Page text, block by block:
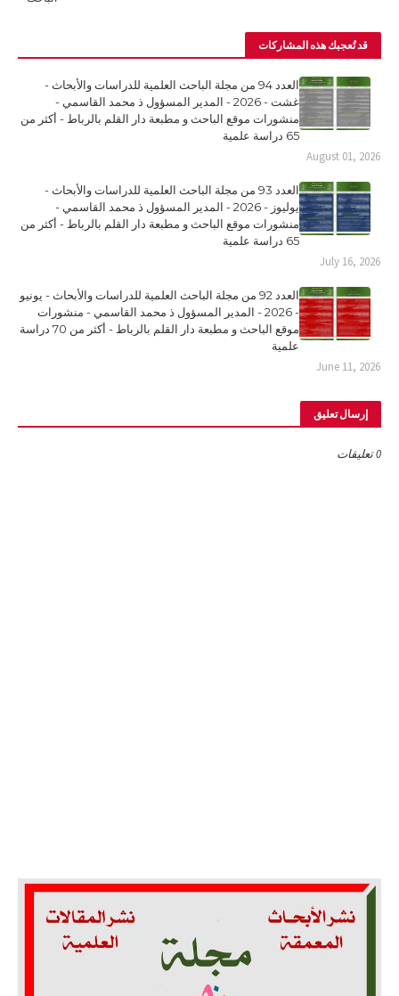
قد تُعجبك هذه المشاركات
العدد 94 من مجلة الباحث العلمية للدراسات والأبحاث -
غشت - 2026 - المدير المسؤول ذ محمد القاسمي -
منشورات موقع الباحث و مطبعة دار القلم بالرباط - أكثر من
65 دراسة علمية
August 01, 2026
العدد 93 من مجلة الباحث العلمية للدراسات والأبحاث -
يوليوز - 2026 - المدير المسؤول ذ محمد القاسمي -
منشورات موقع الباحث و مطبعة دار القلم بالرباط - أكثر من
65 دراسة علمية
July 16, 2026
العدد 92 من مجلة الباحث العلمية للدراسات والأبحاث - يونيو
- 2026 - المدير المسؤول ذ محمد القاسمي - منشورات
موقع الباحث و مطبعة دار القلم بالرباط - أكثر من 70 دراسة
علمية
June 11, 2026
إرسال تعليق
0 تعليقات